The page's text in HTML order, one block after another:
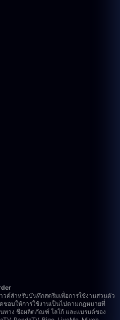
วด์สำหรับบันทึกสตรีมเพื่อการใช้งานส่วนตัว
อบให้การใช้งานเป็นไปตามกฎหมายที่
ทาง ชื่อผลิตภัณฑ์ โลโก้ และแบรนด์ของ